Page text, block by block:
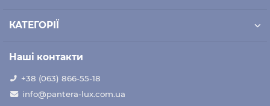
КАТЕГОРІЇ
Наші контакти
+38 (063) 866-55-18
info@pantera-lux.com.ua